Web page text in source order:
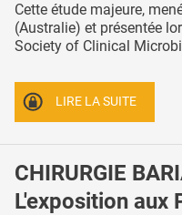
Cette étude majeure,
(Australie) et présentée
Society of Clinical
LIRE LA SUITE
CHIRURGIE
L'exposition aux